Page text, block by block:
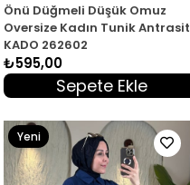
Önü Düğmeli Düşük Omuz
Oversize Kadın Tunik Antrasit
KADO 262602
₺595,00
Sepete Ekle
Yeni
Ürün